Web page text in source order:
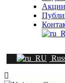
Акции